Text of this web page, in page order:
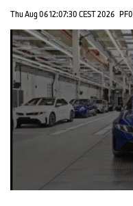
Thu Aug 06 12:07:30 CEST 2026